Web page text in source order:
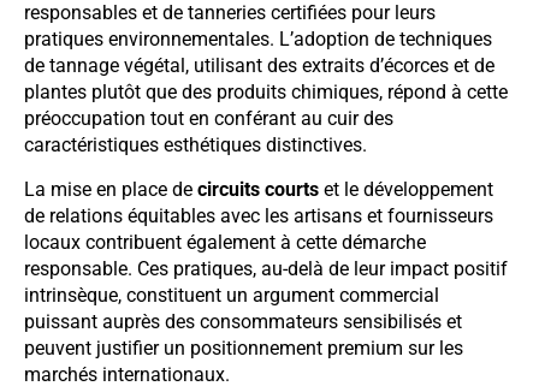
responsables et de tanneries certifiées pour leurs
pratiques environnementales. L’adoption de techniques
de tannage végétal, utilisant des extraits d’écorces et de
plantes plutôt que des produits chimiques, répond à cette
préoccupation tout en conférant au cuir des
caractéristiques esthétiques distinctives.
La mise en place de circuits courts et le développement
de relations équitables avec les artisans et fournisseurs
locaux contribuent également à cette démarche
responsable. Ces pratiques, au-delà de leur impact positif
intrinsèque, constituent un argument commercial
puissant auprès des consommateurs sensibilisés et
peuvent justifier un positionnement premium sur les
marchés internationaux.